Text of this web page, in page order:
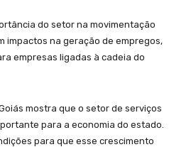
do setor na movimentação
impactos na geração de empregos,
empresas ligadas à cadeia do
mostra que o setor de serviços
para a economia do estado.
para que esse crescimento